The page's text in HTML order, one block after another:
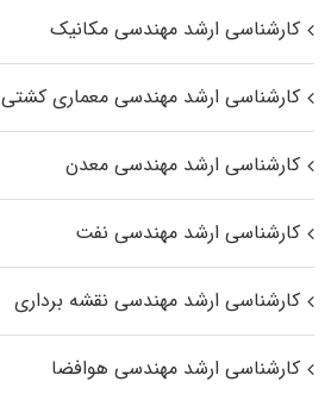
کارشناسی ارشد مهندسی مکانیک
کارشناسی ارشد مهندسی معماری کشتی
کارشناسی ارشد مهندسی معدن
کارشناسی ارشد مهندسی نفت
کارشناسی ارشد مهندسی نقشه برداری
کارشناسی ارشد مهندسی هوافضا